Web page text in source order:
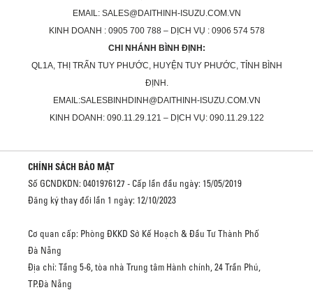
EMAIL: SALES@DAITHINH-ISUZU.COM.VN
KINH DOANH : 0905 700 788 – DỊCH VỤ : 0906 574 578
CHI NHÁNH BÌNH ĐỊNH:
QL1A, THỊ TRẤN TUY PHƯỚC, HUYỆN TUY PHƯỚC, TỈNH BÌNH
ĐỊNH.
EMAIL:SALESBINHDINH@DAITHINH-ISUZU.COM.VN
KINH DOANH: 090.11.29.121 – DỊCH VỤ: 090.11.29.122
CHÍNH SÁCH BẢO MẬT
Số GCNDKDN: 0401976127 - Cấp lần đầu ngày: 15/05/2019
Đăng ký thay đổi lần 1 ngày: 12/10/2023
Cơ quan cấp: Phòng ĐKKD Sở Kế Hoạch & Đầu Tư Thành Phố
Đà Nẵng
Địa chỉ: Tầng 5-6, tòa nhà Trung tâm Hành chính, 24 Trần Phú,
TP.Đà Nẵng